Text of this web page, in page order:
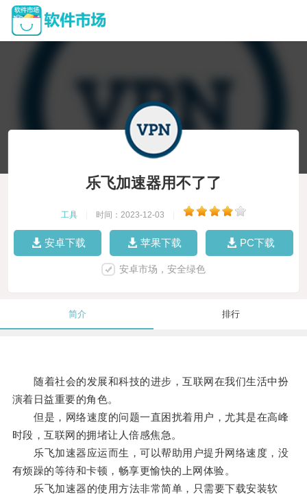
乐飞加速器用不了了
工具 时间：2023-12-03
安卓下载 苹果下载 PC下载
安卓市场，安全绿色
简介 排行
随着社会的发展和科技的进步，互联网在我们生活中扮
演着日益重要的角色。
但是，网络速度的问题一直困扰着用户，尤其是在高峰
时段，互联网的拥堵让人倍感焦急。
乐飞加速器应运而生，可以帮助用户提升网络速度，没
有烦躁的等待和卡顿，畅享更愉快的上网体验。
乐飞加速器的使用方法非常简单，只需要下载安装软